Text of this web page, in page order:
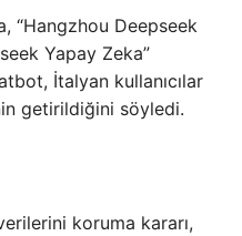
“Hangzhou Deepseek
Yapay Zeka”
İtalyan kullanıcılar
getirildiğini söyledi.
koruma kararı,